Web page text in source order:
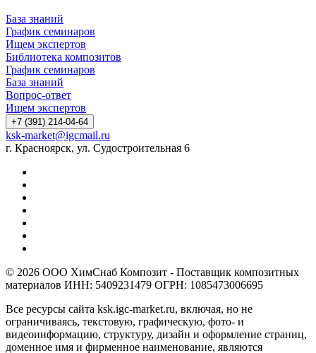
База знаний
График семинаров
Ищем экспертов
Библиотека композитов
График семинаров
База знаний
Вопрос-ответ
Ищем экспертов
+7 (391) 214-04-64
ksk-market@igcmail.ru
г. Красноярск, ул. Судостроительная 6
© 2026 ООО ХимСнаб Композит - Поставщик композитных
материалов ИНН: 5409231479 ОГРН: 1085473006695
Все ресурсы сайта ksk.igc-market.ru, включая, но не
ограничиваясь, текстовую, графическую, фото- и
видеоинформацию, структуру, дизайн и оформление страниц,
доменное имя и фирменное наименование, являются